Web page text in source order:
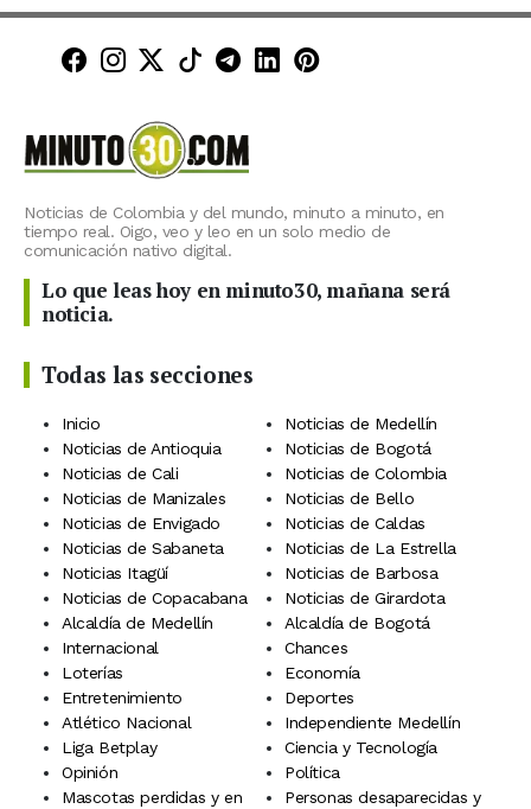
Minuto30 en Facebook
Minuto30 en Instagram
Minuto30 en X (Twitter)
Minuto30 en TikTok
Canal de Minuto30 en
Minuto30 en LinkedIn
Minuto30 en
Noticias de Colombia y del mundo, minuto a minuto, en
tiempo real. Oigo, veo y leo en un solo medio de
comunicación nativo digital.
Lo que leas hoy en minuto30, mañana será
noticia.
Todas las secciones
Inicio
Noticias de Medellín
Noticias de Antioquia
Noticias de Bogotá
Noticias de Cali
Noticias de Colombia
Noticias de Manizales
Noticias de Bello
Noticias de Envigado
Noticias de Caldas
Noticias de Sabaneta
Noticias de La Estrella
Noticias Itagüí
Noticias de Barbosa
Noticias de Copacabana
Noticias de Girardota
Alcaldía de Medellín
Alcaldía de Bogotá
Internacional
Chances
Loterías
Economía
Entretenimiento
Deportes
Atlético Nacional
Independiente Medellín
Liga Betplay
Ciencia y Tecnología
Opinión
Política
Mascotas perdidas y en
Personas desaparecidas y